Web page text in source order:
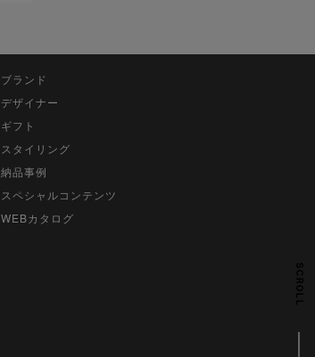
SCROLL
ブランド
デザイナー
ギフト
スタイリング
納品事例
スペシャルコンテンツ
WEBカタログ